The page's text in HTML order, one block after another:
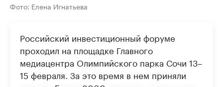
Фото: Елена Игнатьева
​Российский инвестиционный форуме
проходил на площадке Главного
медиацентра Олимпийского парка Сочи 13–
15 февраля. За это время в нем приняли